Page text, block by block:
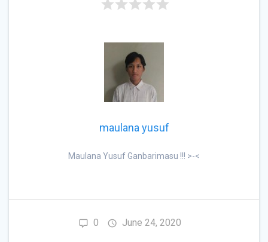
maulana yusuf
Maulana Yusuf Ganbarimasu !!! >-<
0 June 24, 2020